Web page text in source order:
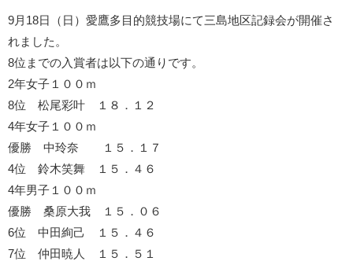
9月18日（日）愛鷹多目的競技場にて三島地区記録会が開催さ
れました。
8位までの入賞者は以下の通りです。
2年女子１００ｍ
8位 松尾彩叶 １８．１２
4年女子１００ｍ
優勝 中玲奈 １５．１７
4位 鈴木笑舞 １５．４６
4年男子１００ｍ
優勝 桑原大我 １５．０６
6位 中田絢己 １５．４６
7位 仲田暁人 １５．５１